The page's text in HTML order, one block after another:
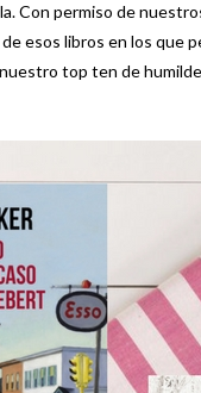
Con permiso de
esos libros en los que
top ten de